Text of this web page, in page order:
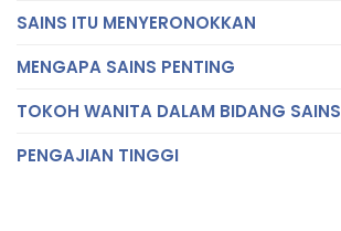
SAINS ITU MENYERONOKKAN
MENGAPA SAINS PENTING
TOKOH WANITA DALAM BIDANG SAINS
PENGAJIAN TINGGI